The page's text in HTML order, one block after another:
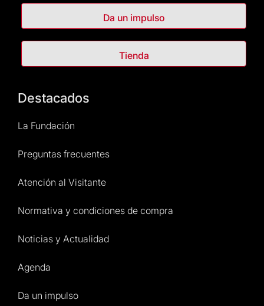
Da un impulso
Tienda
Destacados
La Fundación
Preguntas frecuentes
Atención al Visitante
Normativa y condiciones de compra
Noticias y Actualidad
Agenda
Da un impulso